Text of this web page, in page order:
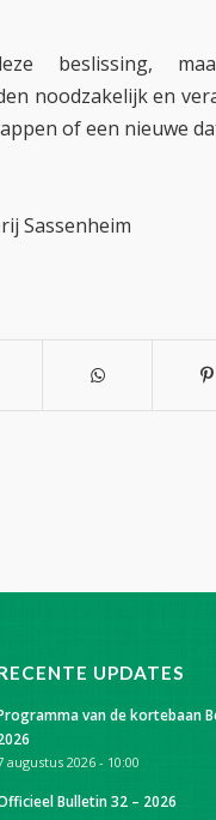
beslissing,
noodzakelijk en
of een nieuwe
Sassenheim
UPDATES
van de kortebaan
augustus 2026 - 10:00
Bulletin 32 – 2026